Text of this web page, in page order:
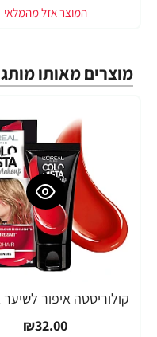
מוצרים מאותו מותג
₪32.00